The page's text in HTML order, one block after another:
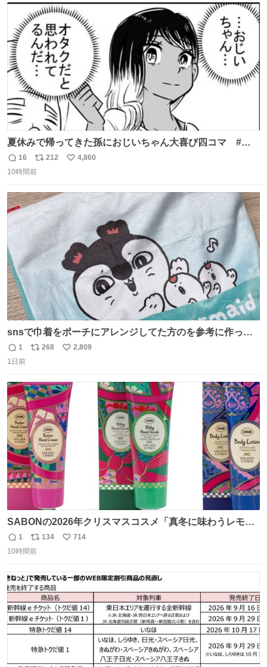
ト
数
数
夏休みで帰ってきた孫におじいちゃん大喜び四コマ #四
コマ漫画 #Web漫画 #漫画が読めるハッシュタグ
返
信
16
リ
ポ
ト
数
212
い
数
4,860
10時間前
snsで巾着をポーチにアレンジしてた方のを参考に作って
みました🧵 裁縫は得意でないので、ザクザクの目測で縫い
ましたので悪しからず🙏🏻 裏地は人魚のウロコ風な柄にし
に入り⭐️
返
信
1
リ
ト
数
268
い
数
2,809
1日前
SABONの2026年クリスマスコスメ「真冬に味わうレモン
ティーの香り」限定ボディスクラブ＆バスオイルなど -
fashion-press.net/news/149659
返
信
1
リ
ポ
ト
数
134
い
数
714
10時間前